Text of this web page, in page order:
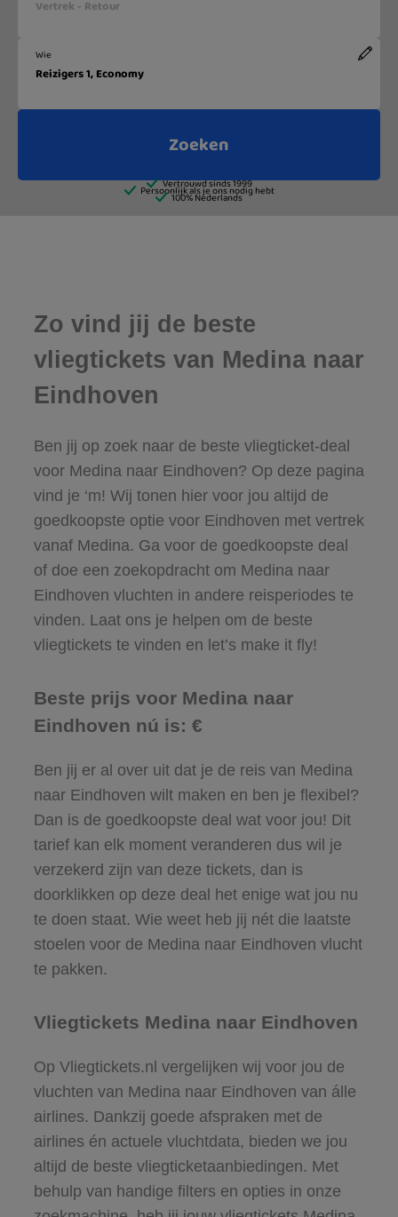
Zo vind jij de beste
vliegtickets van Medina naar
Eindhoven
Ben jij op zoek naar de beste vliegticket-deal
voor Medina naar Eindhoven? Op deze pagina
vind je ‘m! Wij tonen hier voor jou altijd de
goedkoopste optie voor Eindhoven met vertrek
vanaf Medina. Ga voor de goedkoopste deal
of doe een zoekopdracht om Medina naar
Eindhoven vluchten in andere reisperiodes te
vinden. Laat ons je helpen om de beste
vliegtickets te vinden en let’s make it fly!
Beste prijs voor Medina naar
Eindhoven nú is: €
Ben jij er al over uit dat je de reis van Medina
naar Eindhoven wilt maken en ben je flexibel?
Dan is de goedkoopste deal wat voor jou! Dit
tarief kan elk moment veranderen dus wil je
verzekerd zijn van deze tickets, dan is
doorklikken op deze deal het enige wat jou nu
te doen staat. Wie weet heb jij nét die laatste
stoelen voor de Medina naar Eindhoven vlucht
te pakken.
Vliegtickets Medina naar Eindhoven
Op Vliegtickets.nl vergelijken wij voor jou de
vluchten van Medina naar Eindhoven van álle
airlines. Dankzij goede afspraken met de
airlines én actuele vluchtdata, bieden we jou
altijd de beste vliegticketaanbiedingen. Met
behulp van handige filters en opties in onze